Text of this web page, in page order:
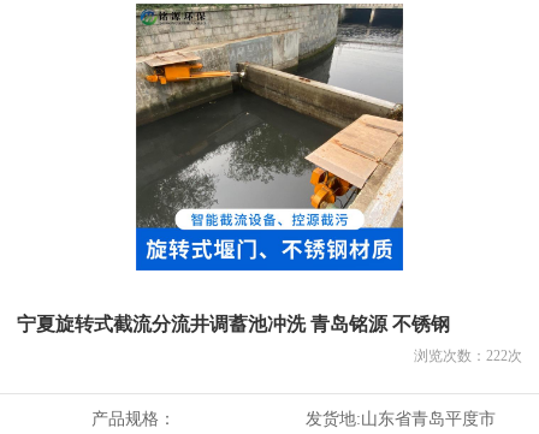
宁夏旋转式截流分流井调蓄池冲洗 青岛铭源 不锈钢
浏览次数： 222次
产品规格： 发货地:山东省青岛平度市